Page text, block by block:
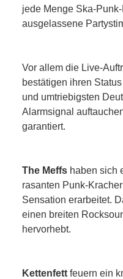
jede Menge Ska-
ausgelassene
Vor allem die Live-
bestätigen ihren
und umtriebigsten
Alarmsignal
garantiert.
The Meffs haben sich
rasanten Punk-
Sensation erarbeitet.
einen breiten
hervorhebt.
Kettenfett feuern ein